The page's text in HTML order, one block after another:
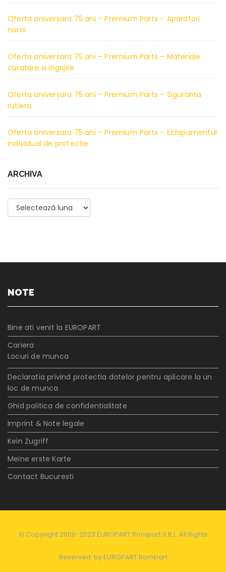
Oferta aniversara 75 ani – Premium Parts – Aparatori
noroi
Oferta aniversara 75 ani – Premium Parts – Materiale
curatare si ingrijire
Oferta aniversara 75 ani – Premium Parts – Siguranta
rutiera
Oferta aniversara 75 ani – Premium Parts – Echipamentul
individual de protectie
ARCHIVA
Archiva
NOTE
Bine ati venit la EUROPART
Cariera
Locuri de munca
Declaratia privind protectia datelor pentru aplicare la un
loc de munca
Ghid politica de confidentialitate
Imprint & Note legale
Kein Zugriff
Meine erste Karte
Contact Bucuresti
© Copyright 2008-2023 EUROPART Rompart S.R.L. All Rights
Reserved. byEUROPART Rompart